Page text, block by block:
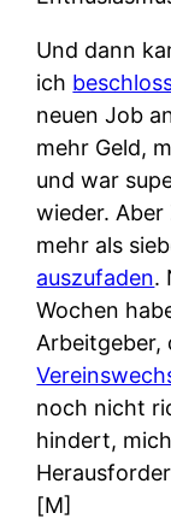
Und dann
ich
neuen Job
mehr Geld,
und war
wieder.
mehr als
auszufaden.
Wochen
Arbeitgeber,
noch nicht
hindert,
[M]